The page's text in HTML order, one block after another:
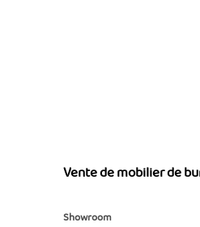
Vente de mobilier de
Showroom